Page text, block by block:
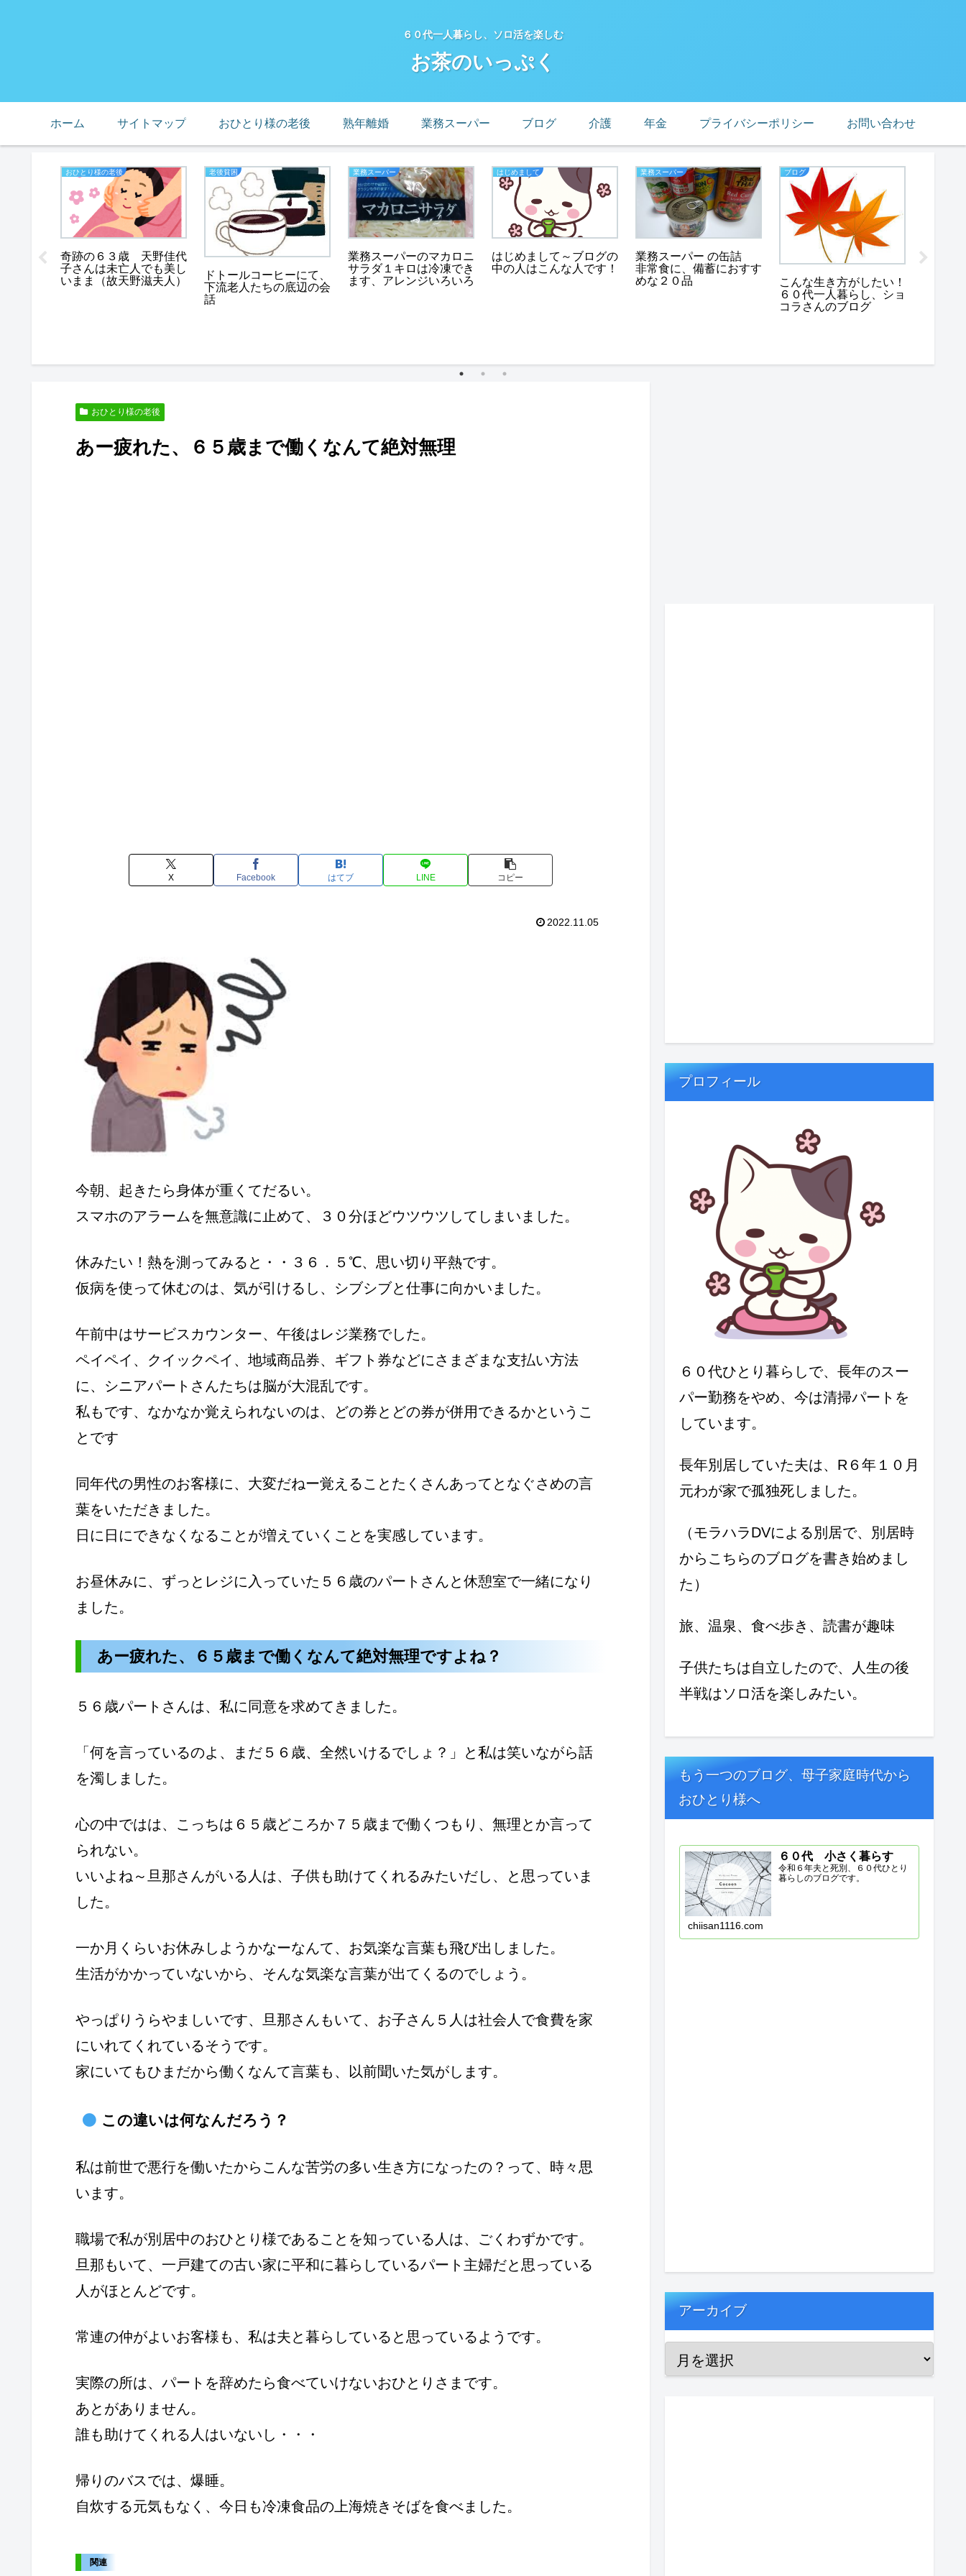
６０代一人暮らし、ソロ活を楽しむ
お茶のいっぷく
ホーム サイトマップ おひとり様の老後 熟年離婚 業務スーパー ブログ 介護 年金 プライバシーポリシー お問い合わせ
おひとり様の老後
奇跡の６３歳 天野佳代
子さんは未亡人でも美し
いまま（故天野滋夫人）
老後貧困
ドトールコーヒーにて、
下流老人たちの底辺の会
話
業務スーパー
業務スーパーのマカロニ
サラダ１キロは冷凍でき
ます、アレンジいろいろ
はじめまして
はじめまして～ブログの
中の人はこんな人です！
業務スーパー
業務スーパー の缶詰
非常食に、備蓄におすす
めな２０品
ブログ
こんな生き方がしたい！
６０代一人暮らし、ショ
コラさんのブログ
おひとり様の老後
あー疲れた、６５歳まで働くなんて絶対無理
X Facebook はてブ LINE コピー
2022.11.05
今朝、起きたら身体が重くてだるい。
スマホのアラームを無意識に止めて、３０分ほどウツウツしてしまいました。
休みたい！熱を測ってみると・・３６．５℃、思い切り平熱です。
仮病を使って休むのは、気が引けるし、シブシブと仕事に向かいました。
午前中はサービスカウンター、午後はレジ業務でした。
ペイペイ、クイックペイ、地域商品券、ギフト券などにさまざまな支払い方法
に、シニアパートさんたちは脳が大混乱です。
私もです、なかなか覚えられないのは、どの券とどの券が併用できるかというこ
とです
同年代の男性のお客様に、大変だねー覚えることたくさんあってとなぐさめの言
葉をいただきました。
日に日にできなくなることが増えていくことを実感しています。
お昼休みに、ずっとレジに入っていた５６歳のパートさんと休憩室で一緒になり
ました。
あー疲れた、６５歳まで働くなんて絶対無理ですよね？
５６歳パートさんは、私に同意を求めてきました。
「何を言っているのよ、まだ５６歳、全然いけるでしょ？」と私は笑いながら話
を濁しました。
心の中ではは、こっちは６５歳どころか７５歳まで働くつもり、無理とか言って
られない。
いいよね～旦那さんがいる人は、子供も助けてくれるみたいだし、と思っていま
した。
一か月くらいお休みしようかなーなんて、お気楽な言葉も飛び出しました。
生活がかかっていないから、そんな気楽な言葉が出てくるのでしょう。
やっぱりうらやましいです、旦那さんもいて、お子さん５人は社会人で食費を家
にいれてくれているそうです。
家にいてもひまだから働くなんて言葉も、以前聞いた気がします。
この違いは何なんだろう？
私は前世で悪行を働いたからこんな苦労の多い生き方になったの？って、時々思
います。
職場で私が別居中のおひとり様であることを知っている人は、ごくわずかです。
旦那もいて、一戸建ての古い家に平和に暮らしているパート主婦だと思っている
人がほとんどです。
常連の仲がよいお客様も、私は夫と暮らしていると思っているようです。
実際の所は、パートを辞めたら食べていけないおひとりさまです。
あとがありません。
誰も助けてくれる人はいないし・・・
帰りのバスでは、爆睡。
自炊する元気もなく、今日も冷凍食品の上海焼きそばを食べました。
関連
プロフィール
６０代ひとり暮らしで、長年のスー
パー勤務をやめ、今は清掃パートを
しています。
長年別居していた夫は、R６年１０月
元わが家で孤独死しました。
（モラハラDVによる別居で、別居時
からこちらのブログを書き始めまし
た）
旅、温泉、食べ歩き、読書が趣味
子供たちは自立したので、人生の後
半戦はソロ活を楽しみたい。
もう一つのブログ、母子家庭時代から
おひとり様へ
６０代 小さく暮らす
令和６年夫と死別、６０代ひとり
暮らしのブログです。
chiisan1116.com
アーカイブ